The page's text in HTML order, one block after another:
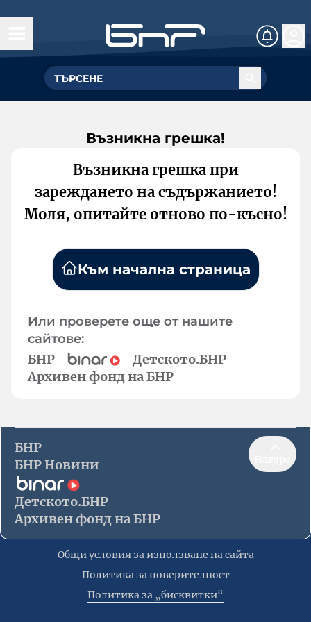
Възникна грешка!
Възникна грешка при
зареждането на съдържанието!
Моля, опитайте отново по-късно!
Към начална страница
Или проверете още от нашите
сайтове:
БНР
Детското.БНР
Архивен фонд на БНР
БНР
БНР Новини
Детското.БНР
Архивен фонд на БНР
Общи условия за използване на сайта
Политика за поверителност
Политика за „бисквитки“